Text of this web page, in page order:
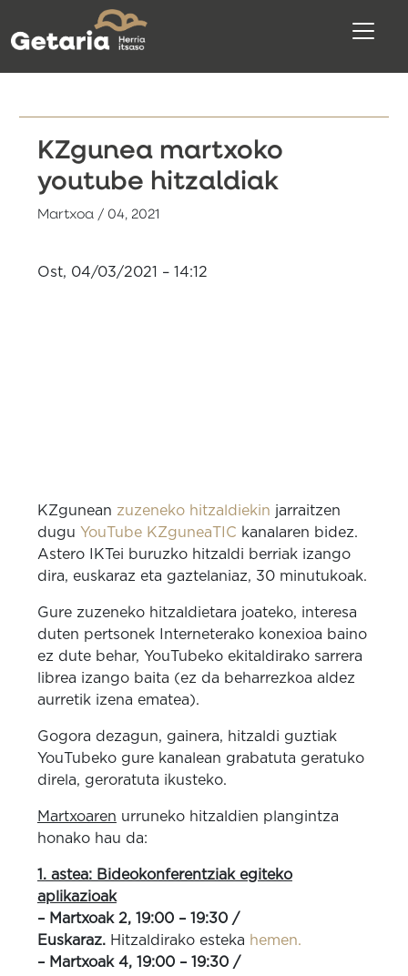
KZgunea martxoko
youtube hitzaldiak
Martxoa / 04, 2021
Ost, 04/03/2021 – 14:12
KZgunean zuzeneko hitzaldiekin jarraitzen
dugu YouTube KZguneaTIC kanalaren bidez.
Astero IKTei buruzko hitzaldi berriak izango
dira, euskaraz eta gaztelaniaz, 30 minutukoak.
Gure zuzeneko hitzaldietara joateko, interesa
duten pertsonek Interneterako konexioa baino
ez dute behar, YouTubeko ekitaldirako sarrera
librea izango baita (ez da beharrezkoa aldez
aurretik izena ematea).
Gogora dezagun, gainera, hitzaldi guztiak
YouTubeko gure kanalean grabatuta geratuko
direla, geroratuta ikusteko.
Martxoaren urruneko hitzaldien plangintza
honako hau da:
1. astea: Bideokonferentziak egiteko
aplikazioak
– Martxoak 2, 19:00 – 19:30 /
Euskaraz. Hitzaldirako esteka hemen.
– Martxoak 4, 19:00 – 19:30 /